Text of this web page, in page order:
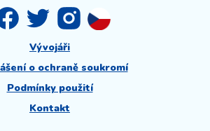
Vývojáři
o ochraně soukromí
Podmínky použití
Kontakt